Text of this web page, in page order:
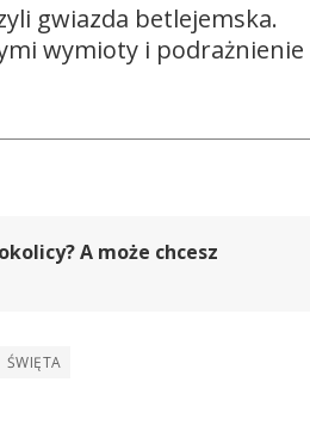
gwiazda betlejemska.
wymioty i podrażnienie
A może chcesz
ŚWIĘTA